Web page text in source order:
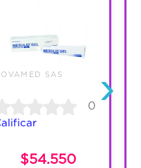
SAS
0
$54.550
›